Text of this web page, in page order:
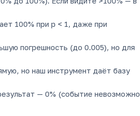
100% при p < 1, даже при
погрешность (до 0.005), но для
но наш инструмент даёт базу
— 0% (событие невозможно